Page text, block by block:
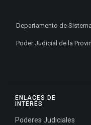
ENLACES DE
INTERÉS
Poderes Judiciales
Departamento de
Poder Judicial de la